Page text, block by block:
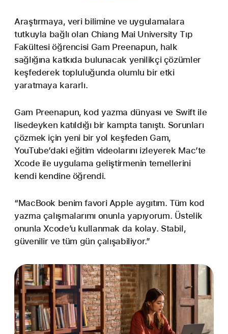
Araştırmaya, veri bilimine ve uygulamalara
tutkuyla bağlı olan Chiang Mai University Tıp
Fakültesi öğrencisi Gam Preenapun, halk
sağlığına katkıda bulunacak yenilikçi çözümler
keşfederek topluluğunda olumlu bir etki
yaratmaya kararlı.
Gam Preenapun, kod yazma dünyası ve Swift ile
lisedeyken katıldığı bir kampta tanıştı. Sorunları
çözmek için yeni bir yol keşfeden Gam,
YouTube’daki eğitim videolarını izleyerek Mac’te
Xcode ile uygulama geliştirmenin temellerini
kendi kendine öğrendi.
“MacBook benim favori Apple aygıtım. Tüm kod
yazma çalışmalarımı onunla yapıyorum. Üstelik
onunla Xcode’u kullanmak da kolay. Stabil,
güvenilir ve tüm gün çalışabiliyor.”